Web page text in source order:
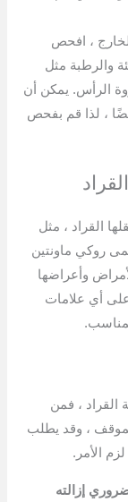
، افحص
والرطبة مثل
الرأس. يمكن أن
، لذا قم بفحص
القراد ، مثل
روكي ماونتين
وأعراضها
أي علامات
، فمن
، وقد يطلب
الأمر.
إزالته